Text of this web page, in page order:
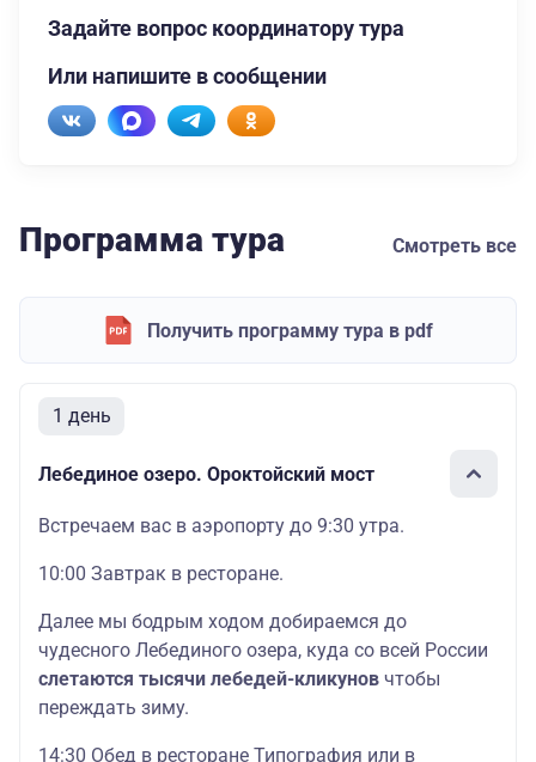
Задайте вопрос координатору тура
Или напишите в сообщении
Программа тура Смотреть все
Получить программу тура в pdf
1 день
Лебединое озеро. Ороктойский мост
Встречаем вас в аэропорту до 9:30 утра.
10:00 Завтрак в ресторане.
Далее мы бодрым ходом добираемся до
чудесного Лебединого озера, куда со всей России
слетаются тысячи лебедей-кликунов чтобы
переждать зиму.
14:30 Обед в ресторане Типография или в